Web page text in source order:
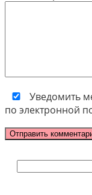
Уведомить
по электронной
Поиск: